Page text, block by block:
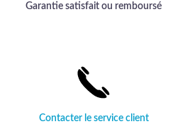
Garantie satisfait ou remboursé
Contacter le service client